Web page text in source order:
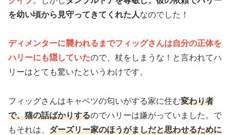
を幼い頃から見守ってきてくれた人なのでした！
ディメンターに襲われるまでフィッグさんは自分の正体を
ハリーにも隠していたので、杖をしまうな！と言われてハ
リーはとても驚いたというわけです。
フィッグさんはキャベツの匂いがする家に住む変わり者
で、猫の話ばかりするのでハリーは嫌がっていました。で
もそれは、 ダーズリー家のほうがましだと思わせるために